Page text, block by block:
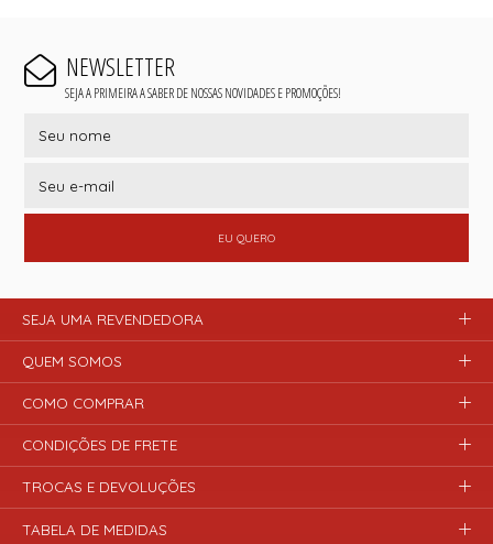
NEWSLETTER
SEJA A PRIMEIRA A SABER DE NOSSAS NOVIDADES E PROMOÇÕES!
EU QUERO
SEJA UMA REVENDEDORA
QUEM SOMOS
COMO COMPRAR
CONDIÇÕES DE FRETE
TROCAS E DEVOLUÇÕES
TABELA DE MEDIDAS